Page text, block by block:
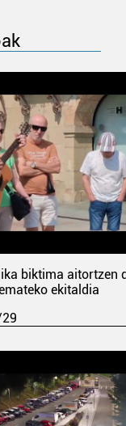
biktima aitortzen
ekitaldia